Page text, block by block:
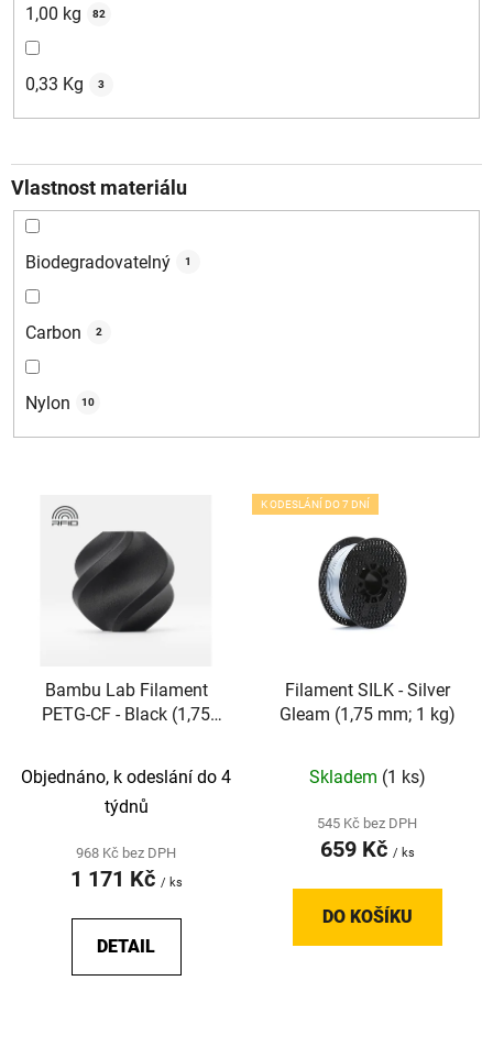
1,00 kg 82
0,33 Kg 3
Vlastnost materiálu
Biodegradovatelný 1
Carbon 2
Nylon 10
k
Bambu Lab Filament
PETG-CF - Black (1,75
Objednáno, k odeslání do 4
týdnů
968 Kč bez DPH
1 171 Kč / ks
DETAIL
K ODESLÁNÍ DO 7 DNÍ
Filament SILK - Silver
Gleam (1,75 mm; 1 kg)
Skladem (1 ks)
545 Kč bez DPH
659 Kč / ks
DO KOŠÍKU